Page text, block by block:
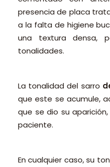
presencia de placa
a la falta de higiene
una textura densa,
tonalidades.
La tonalidad del sarro
que este se acumule,
que se dio su
paciente.
En cualquier caso, su